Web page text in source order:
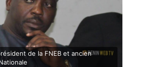
de la FNEB et ancien